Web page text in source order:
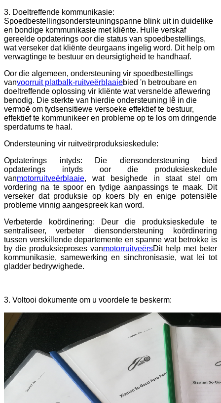
3. Doeltreffende kommunikasie:
Spoedbestellingsondersteuningspanne blink uit in duidelike
en bondige kommunikasie met kliënte. Hulle verskaf
gereelde opdaterings oor die status van spoedbestellings,
wat verseker dat kliënte deurgaans ingelig word. Dit help om
verwagtinge te bestuur en deursigtigheid te handhaaf.
Oor die algemeen, ondersteuning vir spoedbestellings
vanvoorruit platbalk-ruitveërblaaiebied 'n betroubare en
doeltreffende oplossing vir kliënte wat versnelde aflewering
benodig. Die sterkte van hierdie ondersteuning lê in die
vermoë om tydsensitiewe versoeke effektief te bestuur,
effektief te kommunikeer en probleme op te los om dringende
sperdatums te haal.
Ondersteuning vir ruitveërproduksieskedule:
Opdaterings intyds: Die diensondersteuning bied
opdaterings intyds oor die produksieskedule
vanmotorruitveërblaaie, wat besighede in staat stel om
vordering na te spoor en tydige aanpassings te maak. Dit
verseker dat produksie op koers bly en enige potensiële
probleme vinnig aangespreek kan word.
Verbeterde koördinering: Deur die produksieskedule te
sentraliseer, verbeter diensondersteuning koördinering
tussen verskillende departemente en spanne wat betrokke is
by die produksieproses vanmotorruitveërsDit help met beter
kommunikasie, samewerking en sinchronisasie, wat lei tot
gladder bedrywighede.
3. Voltooi dokumente om u voordele te beskerm: